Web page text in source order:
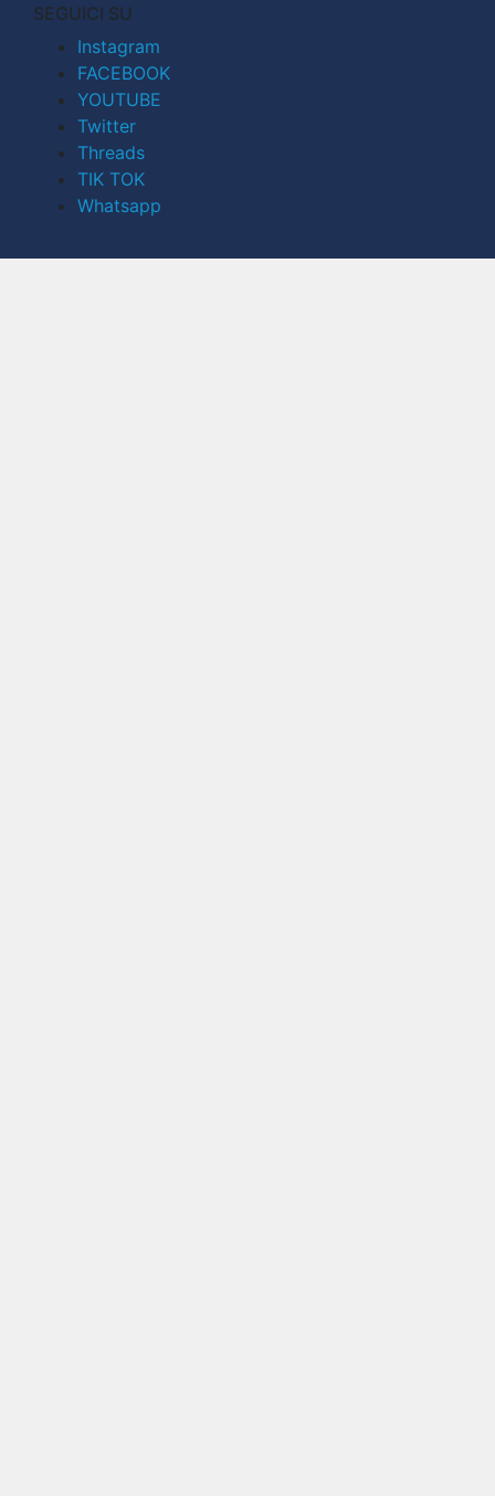
SEGUICI SU
Instagram
FACEBOOK
YOUTUBE
Twitter
Threads
TIK TOK
Whatsapp